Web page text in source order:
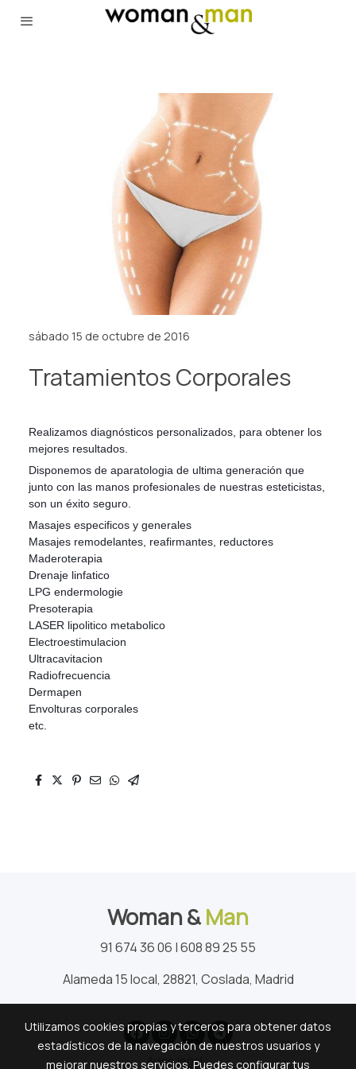
sábado 15 de octubre de 2016
Tratamientos Corporales
Realizamos diagnósticos personalizados, para obtener los
mejores resultados.
Disponemos de aparatologia de ultima generación que
junto con las manos profesionales de nuestras esteticistas,
son un éxito seguro.
Masajes especificos y generales
Masajes remodelantes, reafirmantes, reductores
Maderoterapia
Drenaje linfatico
LPG endermologie
Presoterapia
LASER lipolitico metabolico
Electroestimulacion
Ultracavitacion
Radiofrecuencia
Dermapen
Envolturas corporales
etc.
Woman &Man
91 674 36 06 | 608 89 25 55
Alameda 15 local, 28821, Coslada, Madrid
Aviso legal
Utilizamos cookies propias y terceros para obtener datos
estadísticos de la navegación de nuestros usuarios y
mejorar nuestros servicios. Puedes configurar tus